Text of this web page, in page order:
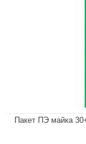
Пакет ПЭ майка